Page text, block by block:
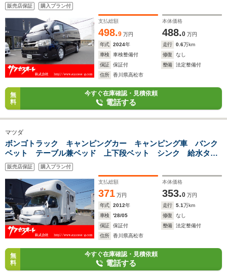
販売店保証 購入プラン付
支払総額
498.9 万円
本体価格
488.0 万円
年式
2024年 走行 0.6万km
車検
車検整備付 修復
なし
保証
保証付 整備
法定整備付
住所
香川県高松市
無
料
今すぐ在庫確認・見積依頼
電話する
マツダ
ボンゴトラック キャンピングカー キャンピング車 バンク
ベット テーブル兼ベッド 上下段ベット シンク 給水タン
ク 冷蔵庫 ルーフベント 外部電源 カーテン メインドア
網戸 社外ナビ 社外キーレス サブバッテリー2個 ETC ド
ラレコ
販売店保証 購入プラン付
支払総額
371 万円
本体価格
353.0 万円
年式
2012年 走行 5.1万km
車検
'28/05 修復
なし
保証
保証付 整備
法定整備付
住所
香川県高松市
無
料
今すぐ在庫確認・見積依頼
電話する